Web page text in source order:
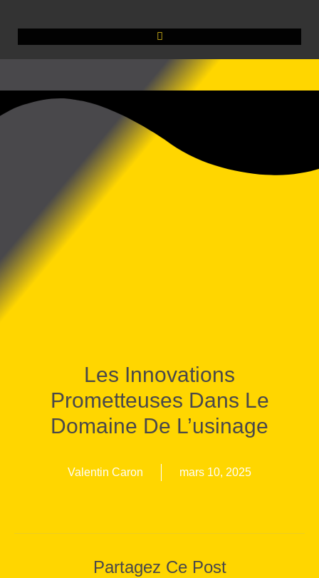
Les Innovations
Prometteuses Dans Le
Domaine De L’usinage
Valentin Caron mars 10, 2025
Partagez Ce Post